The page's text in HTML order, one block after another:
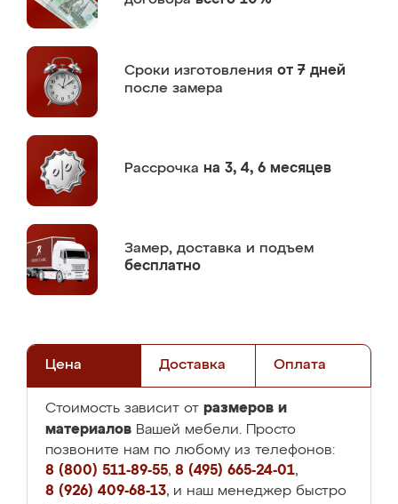
Сроки изготовления от 7 дней
после замера
Рассрочка на 3, 4, 6 месяцев
Замер, доставка и подъем
бесплатно
Цена Доставка Оплата
Стоимость зависит от размеров и
материалов Вашей мебели. Просто
позвоните нам по любому из телефонов:
8 (800) 511-89-55, 8 (495) 665-24-01,
8 (926) 409-68-13, и наш менеджер быстро